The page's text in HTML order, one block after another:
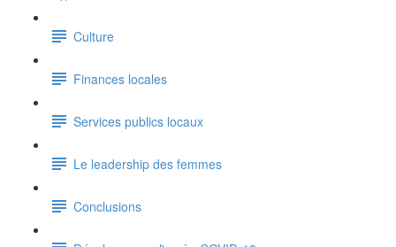
Culture
Finances locales
Services publics locaux
Le leadership des femmes
Conclusions